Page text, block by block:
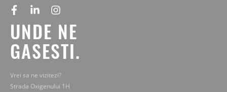
facebook
linkedininstagram
UNDE NE
GASESTI.
Vrei sa ne vizitezi?
Strada Oxigenului 1H